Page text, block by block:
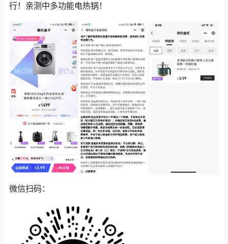
行！亲测中多功能电热锅！
微信扫码：